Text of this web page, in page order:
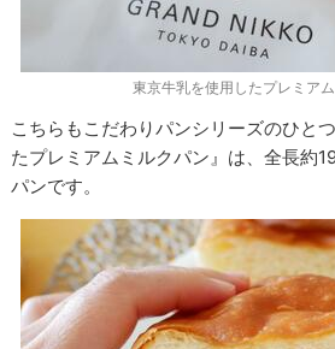
東京牛乳を使用したプレミア
こちらもこだわりパンシリーズのひと
たプレミアムミルクパン』は、全長約
パンです。